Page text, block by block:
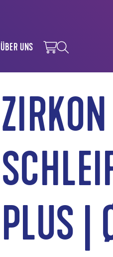
ÜBER UNS
ZIRKON
PLUS |